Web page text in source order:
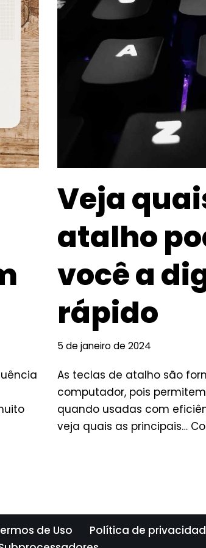
Veja
atalho
você a
rápido
5 de janeiro de 2024
As teclas de atalho são
computador, pois
quando usadas com
veja quais as principais…
de Uso
Política de